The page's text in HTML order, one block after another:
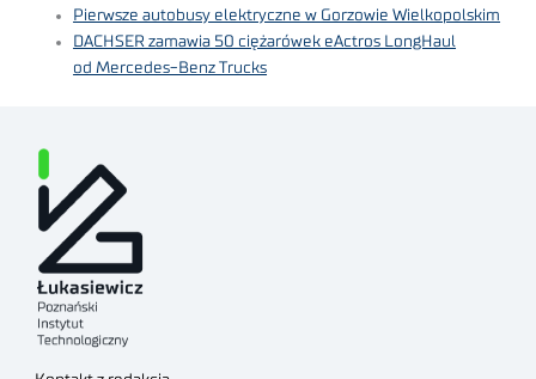
Pierwsze autobusy elektryczne w Gorzowie Wielkopolskim
DACHSER zamawia 50 ciężarówek eActros LongHaul
od Mercedes-Benz Trucks